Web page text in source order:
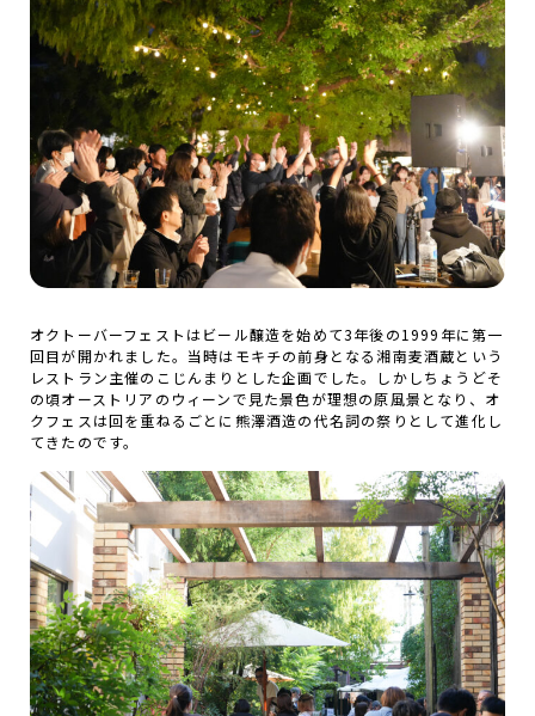
オクトーバーフェストはビール醸造を始めて3年後の1999年に第一
回目が開かれました。当時はモキチの前身となる湘南麦酒蔵という
レストラン主催のこじんまりとした企画でした。しかしちょうどそ
の頃オーストリアのウィーンで見た景色が理想の原風景となり、オ
クフェスは回を重ねるごとに熊澤酒造の代名詞の祭りとして進化し
てきたのです。